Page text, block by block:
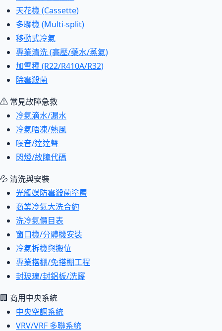
天花機 (Cassette)
多聯機 (Multi-split)
移動式冷氣
專業清洗 (高壓/藥水/蒸氣)
加雪種 (R22/R410A/R32)
除霉殺菌
⚠ 常見故障急救
冷氣滴水/漏水
冷氣唔凍/熱風
噪音/達達聲
閃燈/故障代碼
💦 清洗與安裝
光觸媒防霉殺菌塗層
商業冷氣大洗合約
洗冷氣價目表
窗口機/分體機安裝
冷氣拆機與搬位
專業搭棚/免搭棚工程
封玻璃/封鋁板/洗窿
🏢 商用中央系統
中央空調系統
VRV/VRF 多聯系統